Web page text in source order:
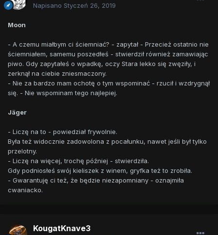
Napisano Styczeń 26, 2019
Moon
- A czemu miałbym ci ściemniać? - zapytał - Przecież ostatnio nie
ściemniałem, samemu poszedłeś - stwierdził również zamawiając
piwo. Gdy zapytałeś o wpadkę, oczy Stara lekko się zwęziły, i
zerknął na ciebie zniesmaczony.
- Nie za bardzo mam ochotę o tym wspominać - rzucił i wzdrygnął
się. - Nie wspominam tego najlepiej.
Jäger
- Liczę na to - powiedział frywolnie.
Była też widocznie zadowolona z pocałunku, nawet jeśli był tylko
przelotny.
- Liczę na więcej, trochę później - stwierdziła.
Gdy podniosłeś swój kieliszek z winem, gryfka też to zrobiła.
- Gwarantuję ci też, że będzie niezapomniany - oznajmiła
cwaniacko.
KougatKnave3